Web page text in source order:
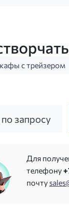
с трейзером
запросу
Для
телефону
почту